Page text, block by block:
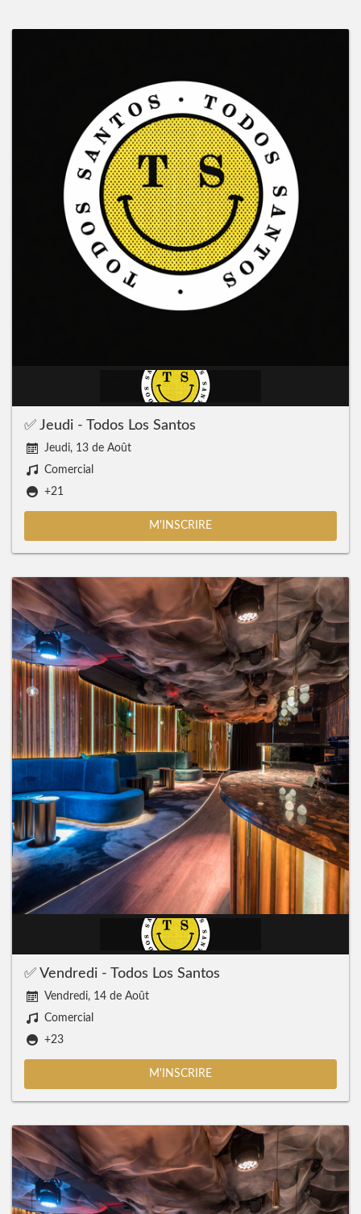
✅ Jeudi - Todos Los Santos
Jeudi, 13 de Août
Comercial
+21
M'INSCRIRE
✅ Vendredi - Todos Los Santos
Vendredi, 14 de Août
Comercial
+23
M'INSCRIRE